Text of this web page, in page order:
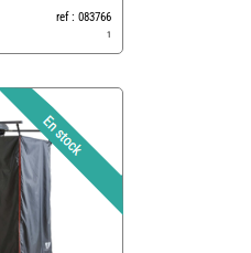
ref : 083766
1